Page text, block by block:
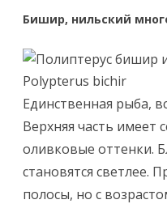
Бишир, нильский
Polypterus bichir
Единственная рыба,
Верхняя часть имеет
оливковые оттенки.
становятся светлее.
полосы, но с